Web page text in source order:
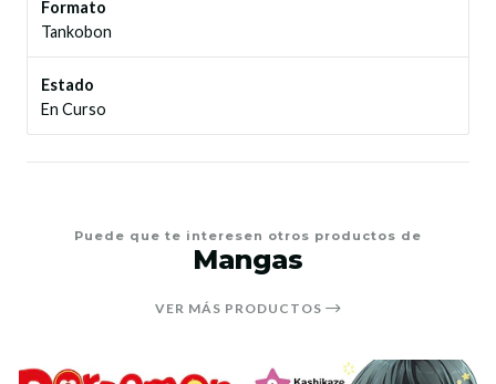
Formato
Tankobon
Estado
En Curso
Puede que te interesen otros productos de
Mangas
VER MÁS PRODUCTOS